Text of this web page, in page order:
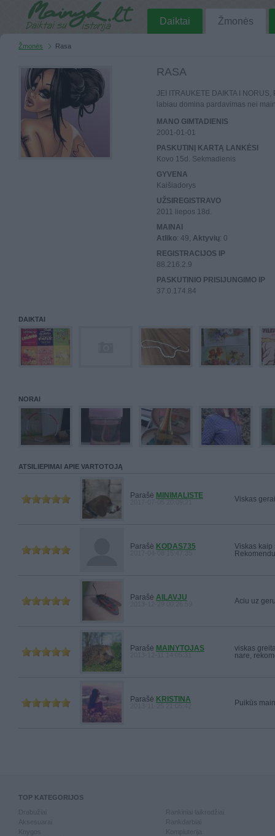
Daiktai Žmonės
Žmonės Rasa
RASA
JEI ITRAUKETE DAIKTA I
labiau domina pardavimas nei
MANO GIMTADIENIS
2001-01-01
PASKUTINĮ KARTĄ LANKĖSI
Kovo 15d. Sekmadienis
GYVENA
Kaišiadorys
UŽSIREGISTRAVO
2011 liepos 18d.
MAINAI
Atliko: 49, Aktyvių: 0
REGISTRACIJOS IP
88.216.2.9
PASKUTINIO PRISIJUNGIMO IP
37.0.174.84
DAIKTAI
NORAI
ATSILIEPIMAI APIE VARTOTOJĄ
Parašė MINIMALISTE Viskas
Parašė KODAS735
Viskas kaip
Parašė AILAVJU Aciu uz
Parašė MAINYTOJAS
viskas
nare,
Parašė KRISTINA Puikūs
TOP KATEGORIJOS
Knygos
Kompiuterija